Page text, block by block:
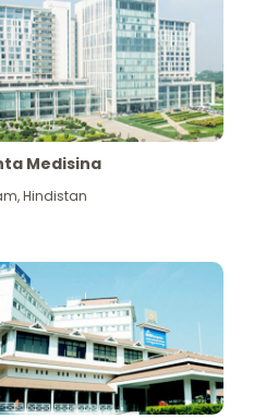
Medisina
,Hindistan